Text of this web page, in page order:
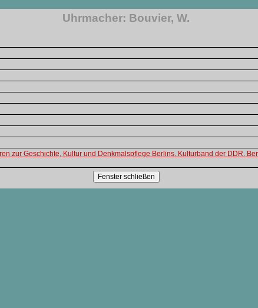
Uhrmacher: Bouvier, W.
zur Geschichte, Kultur und Denkmalspflege Berlins. Kulturband der DDR.